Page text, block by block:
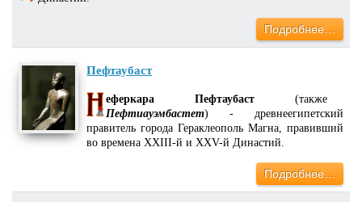
Подробнее…
Пефтаубаст
еферкара Пефтаубаст (также
Пефтиауэмбастет) - древнеегипетский
правитель города Гераклеополь Магна, правивший
во времена XXIII-й и XXV-й Династий.
Подробнее…